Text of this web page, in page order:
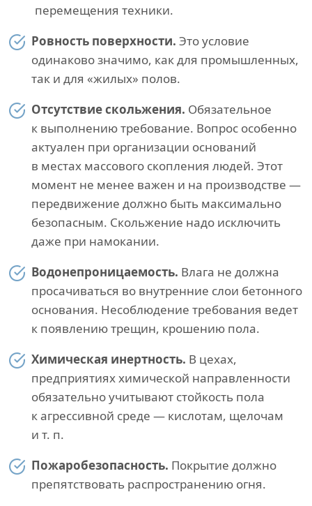
перемещения техники.
Ровность поверхности. Это условие
одинаково значимо, как для промышленных,
так и для «жилых» полов.
Отсутствие скольжения. Обязательное
к выполнению требование. Вопрос особенно
актуален при организации оснований
в местах массового скопления людей. Этот
момент не менее важен и на производстве —
передвижение должно быть максимально
безопасным. Скольжение надо исключить
даже при намокании.
Водонепроницаемость. Влага не должна
просачиваться во внутренние слои бетонного
основания. Несоблюдение требования ведет
к появлению трещин, крошению пола.
Химическая инертность. В цехах,
предприятиях химической направленности
обязательно учитывают стойкость пола
к агрессивной среде — кислотам, щелочам
и т. п.
Пожаробезопасность. Покрытие должно
препятствовать распространению огня.